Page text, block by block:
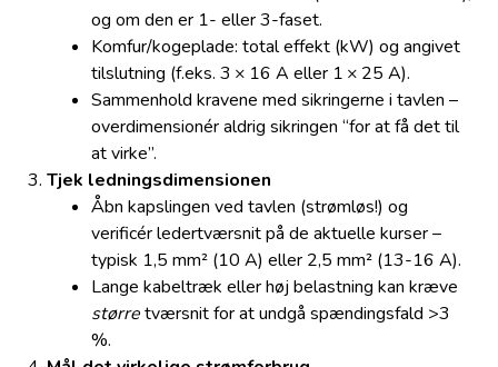
og om den er 1- eller 3-faset.
Komfur/kogeplade: total effekt (kW) og angivet
tilslutning (f.eks. 3 × 16 A eller 1 × 25 A).
Sammenhold kravene med sikringerne i tavlen –
overdimensionér aldrig sikringen “for at få det til
at virke”.
Tjek ledningsdimensionen
Åbn kapslingen ved tavlen (strømløs!) og
verificér ledertværsnit på de aktuelle kurser –
typisk 1,5 mm² (10 A) eller 2,5 mm² (13-16 A).
Lange kabeltræk eller høj belastning kan kræve
størretværsnit for at undgå spændingsfald >3
%.